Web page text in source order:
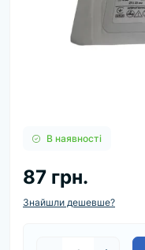
В наявності
87 грн.
Знайшли дешевше?